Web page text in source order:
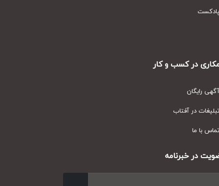
در کسب و کار
رایگان
در آفتاب
با ما
در خبرنامه